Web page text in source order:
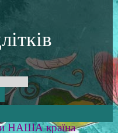
НАША країна